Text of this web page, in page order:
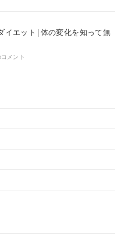
イエット|体の変化を知って無
メント